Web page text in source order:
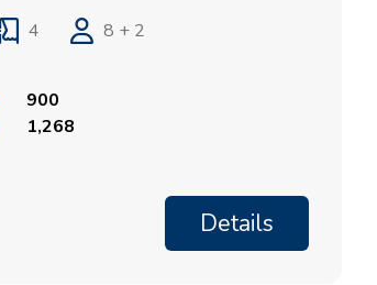
4
8 + 2
900
1,268
Details